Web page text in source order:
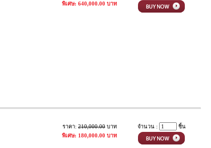
พิเศษ: 640,000.00 บาท
ราคา: 210,000.00 บาท
พิเศษ: 180,000.00 บาท
จำนวน : ชิ้น